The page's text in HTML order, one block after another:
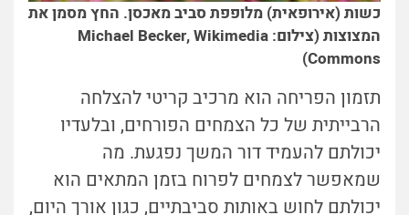
כשות (אירופאית) מלופפת סביב מאכסן. החץ מסמן את
המצוצות (צילום: Michael Becker, Wikimedia
Commons)
תזמון הפריחה הוא מרכיב קריטי להצלחה
הרבייתית של כל הצמחים הפורחים, ובלעדיו
יכולתם להעמיד דור המשך נפגעת. מה
שמאפשר לצמחים לפרוח בזמן המתאים הוא
יכולתם לחוש באותות סביבתיים, כגון אורך היום,